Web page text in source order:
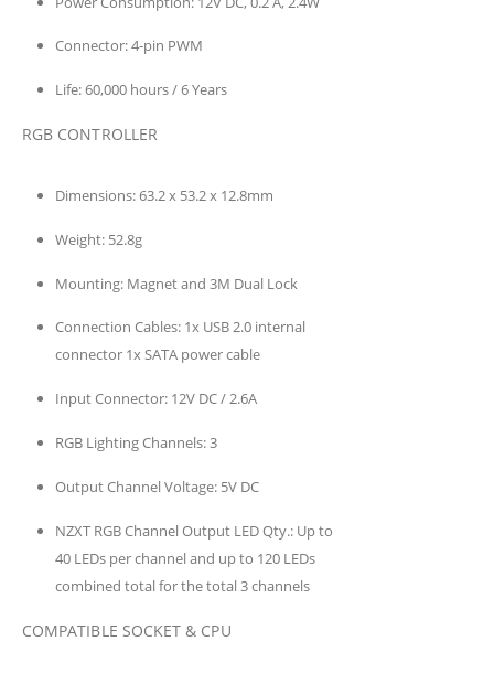
Connector: 4-pin PWM
Life: 60,000 hours / 6 Years
RGB CONTROLLER
Dimensions: 63.2 x 53.2 x 12.8mm
Weight: 52.8g
Mounting: Magnet and 3M Dual Lock
Connection Cables: 1x USB 2.0 internal
connector 1x SATA power cable
Input Connector: 12V DC / 2.6A
RGB Lighting Channels: 3
Output Channel Voltage: 5V DC
NZXT RGB Channel Output LED Qty.: Up to
40 LEDs per channel and up to 120 LEDs
combined total for the total 3 channels
COMPATIBLE SOCKET & CPU